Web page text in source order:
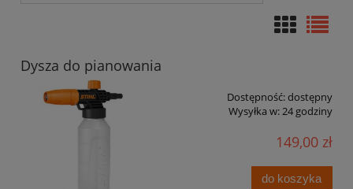
Dysza do pianowania
Dostępność:dostępny
Wysyłka w:24 godziny
149,00 zł
do koszyka